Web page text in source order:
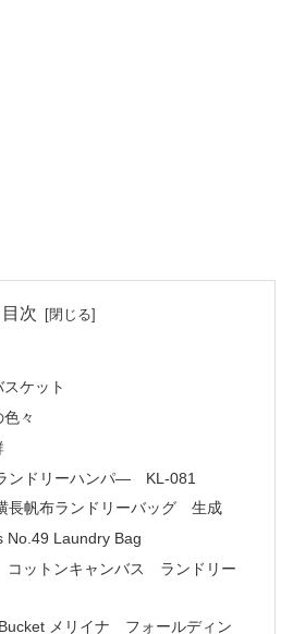
目次
ケット
々
ンドリーハンパ― KL-081
帆布ランドリーバッグ 生成
Laundry Bag
ットンキャンバス ランドリー
メリイナ フォールディン